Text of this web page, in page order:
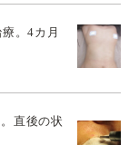
。4カ月
直後の状